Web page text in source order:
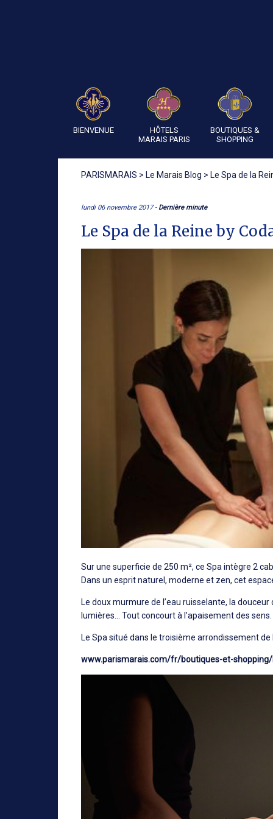
BIENVENUE
HÔTELS
MARAIS PARIS
BOUTIQUES &
SHOPPING
PARISMARAIS > Le Marais Blog > Le Spa de la
lundi 06 novembre 2017 - Dernière minute
Le Spa de la Reine by
Sur une superficie de 250 m², ce Spa intègre 2
Dans un esprit naturel, moderne et zen, cet
Le doux murmure de l’eau ruisselante, la
lumières... Tout concourt à l’apaisement des sens.
Le Spa situé dans le troisième arrondissement
www.parismarais.com/fr/boutiques-et-